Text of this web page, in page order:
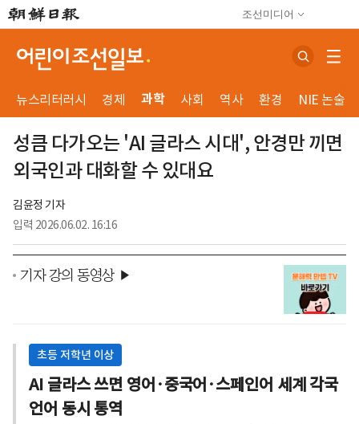
조선미디어
뉴스리터러시 경제 과학 사회 역사 환경 NIE 논술
성큼 다가오는 'AI 글라스 시대', 안경만 끼면
외국인과 대화할 수 있대요
김윤정 기자
입력 2026.06.02. 16:16
기자 강의 동영상 ▶
초등 저학년 이상
AI 글라스 쓰면 영어·중국어·스페인어 세계 각국
언어 동시 통역